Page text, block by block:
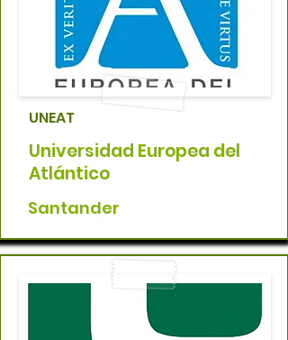
UNEAT
Universidad Europea del
Atlántico
Santander